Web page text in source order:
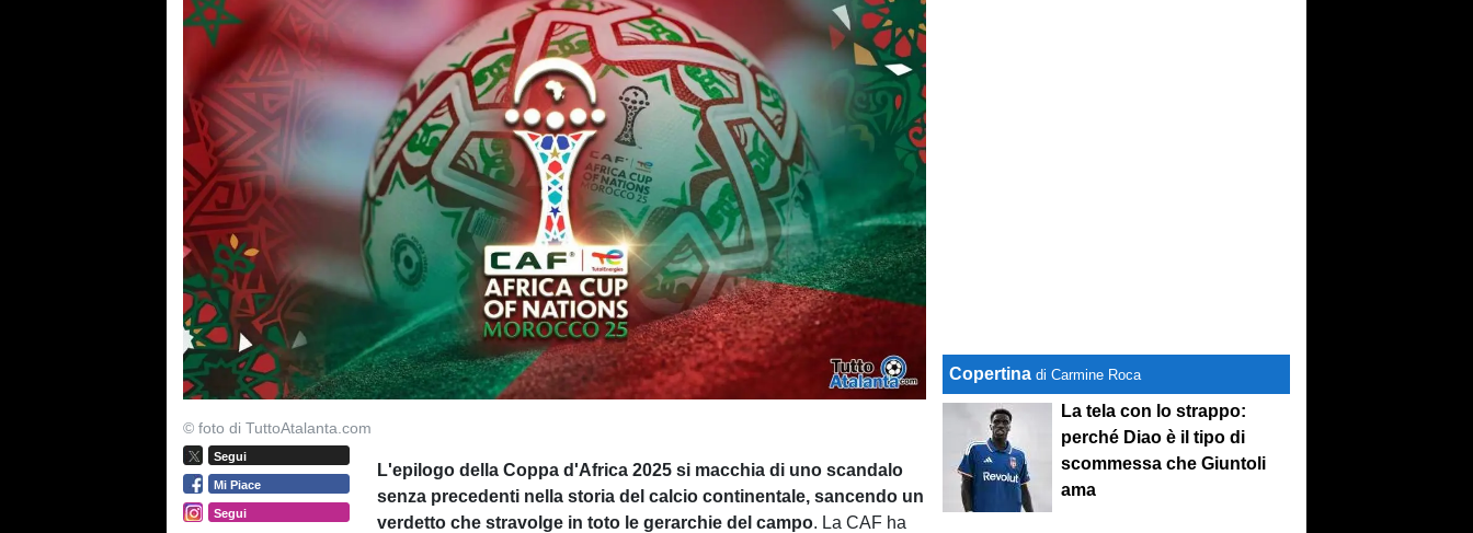
© foto di TuttoAtalanta.com
Segui
Mi Piace
Segui
L'epilogo della Coppa d'Africa 2025 si macchia di uno scandalo
senza precedenti nella storia del calcio continentale, sancendo un
verdetto che stravolge in toto le gerarchie del campo. La CAF ha
Copertina di Carmine Roca
La tela con lo strappo:
perché Diao è il tipo di
scommessa che Giuntoli
ama